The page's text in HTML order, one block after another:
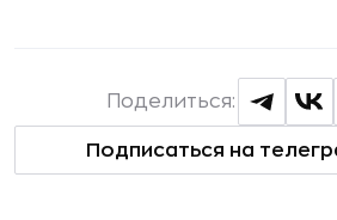
Подписаться на
Поделиться: